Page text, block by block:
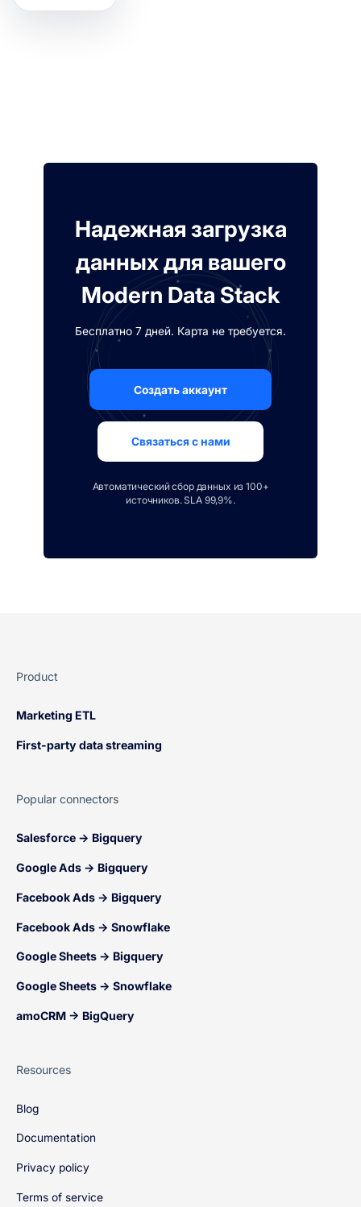
Надежная загрузка
данных для вашего
Modern Data Stack
Бесплатно 7 дней. Карта не требуется.
Создать аккаунт
Связаться с нами
Автоматический сбор данных из 100+
источников. SLA 99,9%.
Product
Marketing ETL
First-party data streaming
Popular connectors
Salesforce → Bigquery
Google Ads → Bigquery
Facebook Ads → Bigquery
Facebook Ads → Snowflake
Google Sheets → Bigquery
Google Sheets → Snowflake
amoCRM → BigQuery
Resources
Blog
Documentation
Privacy policy
Terms of service